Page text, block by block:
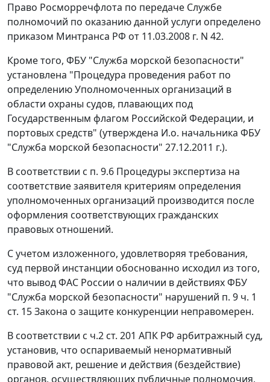
Право Росморречфлота по передаче Службе
полномочий по оказанию данной услуги определено
приказом Минтранса РФ от 11.03.2008 г. N 42.
Кроме того, ФБУ "Служба морской безопасности"
установлена "Процедура проведения работ по
определению Уполномоченных организаций в
области охраны судов, плавающих под
Государственным флагом Российской Федерации, и
портовых средств" (утверждена И.о. начальника ФБУ
"Служба морской безопасности" 27.12.2011 г.).
В соответствии с п. 9.6 Процедуры экспертиза на
соответствие заявителя критериям определения
уполномоченных организаций производится после
оформления соответствующих гражданских
правовых отношений.
С учетом изложенного, удовлетворяя требования,
суд первой инстанции обоснованно исходил из того,
что вывод ФАС России о наличии в действиях ФБУ
"Служба морской безопасности" нарушений п. 9 ч. 1
ст. 15Закона о защите конкуренции неправомерен.
В соответствии с ч.2 ст. 201 АПК РФ арбитражный суд,
установив, что оспариваемый ненормативный
правовой акт, решение и действия (бездействие)
органов, осуществляющих публичные полномочия,